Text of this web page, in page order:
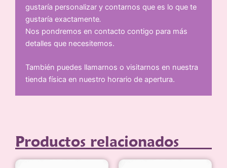
gustaría personalizar y contarnos que es lo que te
gustaría exactamente.
Nos pondremos en contacto contigo para más
detalles que necesitemos.
También puedes llamarnos o visitarnos en nuestra
tienda física en nuestro horario de apertura.
Productos relacionados